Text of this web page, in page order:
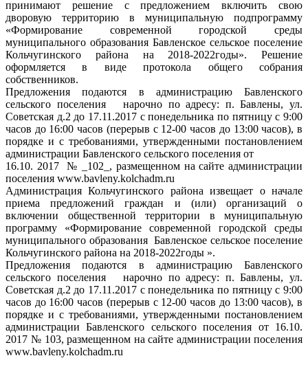
принимают решение с предложением включить свою
дворовую территорию в муниципальную подпрограмму
«Формирование современной городской среды
муниципального образования Бавленское сельское поселение
Кольчугинского района на 2018-2022годы». Решение
оформляется в виде протокола общего собрания
собственников.
Предложения подаются в администрацию Бавленского
сельского поселения нарочно по адресу: п. Бавлены, ул.
Советская д.2 до 17.11.2017 с понедельника по пятницу с 9:00
часов до 16:00 часов (перерыв с 12-00 часов до 13:00 часов), в
порядке и с требованиями, утвержденными постановлением
администрации Бавленского сельского поселения от
16.10. 2017 № _102_, размещенном на сайте администрации
поселения www.bavleny.kolchadm.ru
Администрация Кольчугинского района извещает о начале
приема предложений граждан и (или) организаций о
включении общественной территории в муниципальную
программу «Формирование современной городской среды
муниципального образования Бавленское сельское поселение
Кольчугинского района на 2018-2022годы ».
Предложения подаются в администрацию Бавленского
сельского поселения нарочно по адресу: п. Бавлены, ул.
Советская д.2 до 17.11.2017 с понедельника по пятницу с 9:00
часов до 16:00 часов (перерыв с 12-00 часов до 13:00 часов), в
порядке и с требованиями, утвержденными постановлением
администрации Бавленского сельского поселения от 16.10.
2017 № 103, размещенном на сайте администрации поселения
www.bavleny.kolchadm.ru